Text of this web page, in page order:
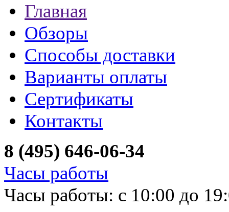
Главная
Обзоры
Способы доставки
Варианты оплаты
Сертификаты
Контакты
8 (495) 646-06-34
Часы работы
Часы работы: с 10:00 до